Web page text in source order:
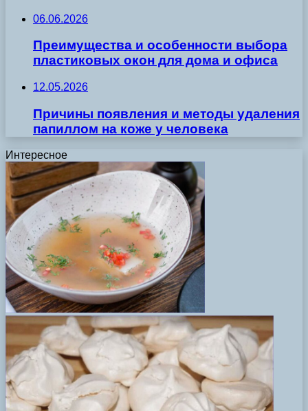
06.06.2026
Преимущества и особенности выбора
пластиковых окон для дома и офиса
12.05.2026
Причины появления и методы удаления
папиллом на коже у человека
Интересное